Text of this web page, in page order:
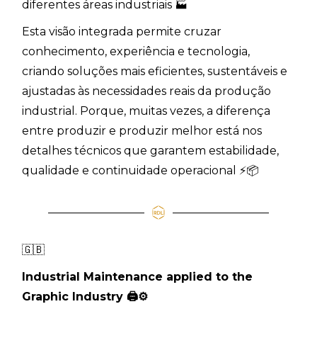
diferentes áreas industriais 🏭
Esta visão integrada permite cruzar
conhecimento, experiência e tecnologia,
criando soluções mais eficientes, sustentáveis e
ajustadas às necessidades reais da produção
industrial. Porque, muitas vezes, a diferença
entre produzir e produzir melhor está nos
detalhes técnicos que garantem estabilidade,
qualidade e continuidade operacional ⚡📦
🇬🇧
Industrial Maintenance applied to the
Graphic Industry🖨⚙